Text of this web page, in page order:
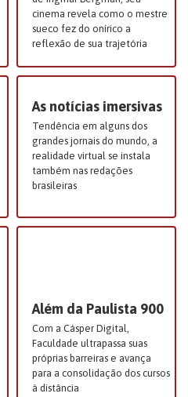
cinema revela como o mestre
sueco fez do onírico a
reflexão de sua trajetória
As notícias imersivas
Tendência em alguns dos
grandes jornais do mundo, a
realidade virtual se instala
também nas redações
brasileiras
Além da Paulista 900
Com a Cásper Digital,
Faculdade ultrapassa suas
próprias barreiras e avança
para a consolidação dos cursos
à distância